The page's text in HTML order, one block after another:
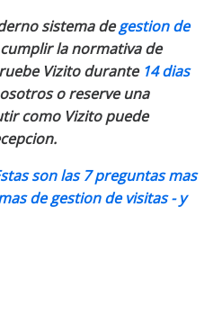
sistema degestion de
la normativa de
Vizito durante 14 dias
o reserve una
como Vizito puede
son las 7 preguntas mas
de gestion de visitas - y